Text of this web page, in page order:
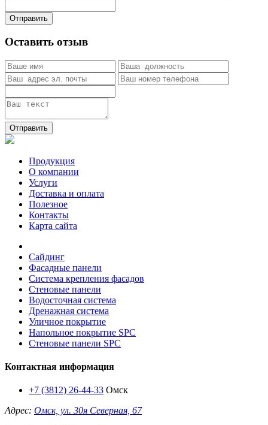
Отправить
Оставить отзыв
Отправить
Продукция
О компании
Услуги
Доставка и оплата
Полезное
Контакты
Карта сайта
Сайдинг
Фасадные панели
Система крепления фасадов
Стеновые панели
Водосточная система
Дренажная система
Уличное покрытие
Напольное покрытие SPC
Стеновые панели SPC
Контактная информация
+7 (3812) 26-44-33 Омск
Адрес: Омск, ул. 30я Северная, 67